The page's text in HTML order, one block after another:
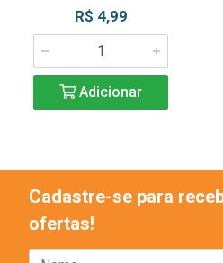
R$ 4,99
Adicionar
Cadastre-se para
ofertas!